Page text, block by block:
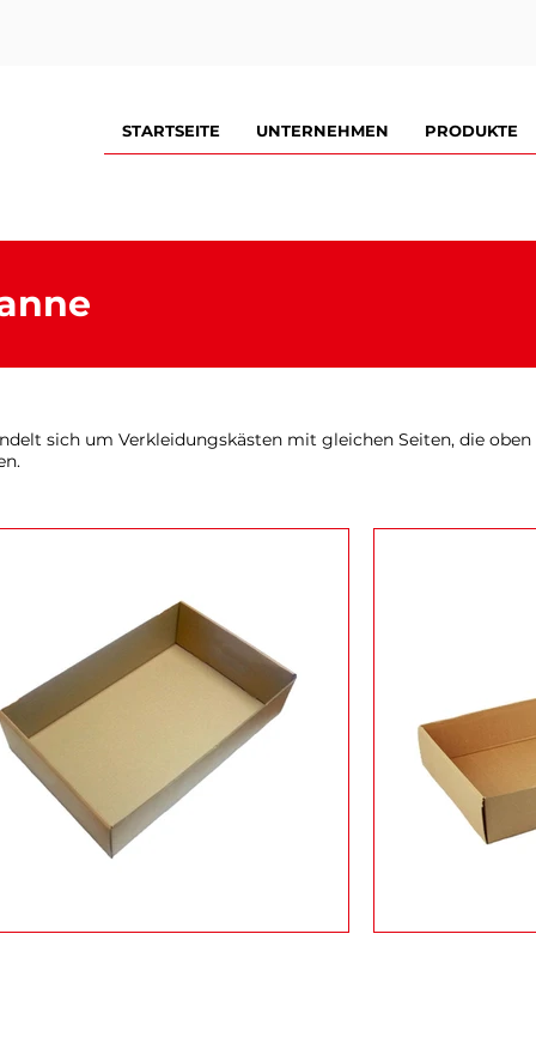
STARTSEITE UNTERNEHMEN PRODUKTE
sich um Verkleidungskästen mit gleichen Seiten, die